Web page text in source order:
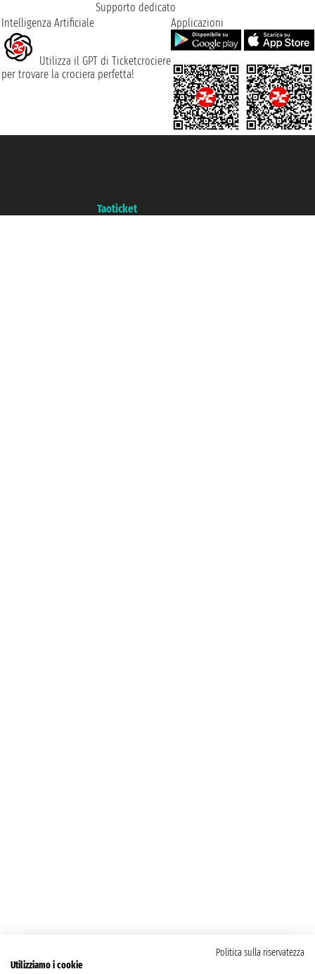
Supporto dedicato
Intelligenza Artificiale
Utilizza il GPT di Ticketcrociere
per trovare la crociera perfetta!
Applicazioni
Taoticket
Politica sulla riservatezza
Utilizziamo i cookie